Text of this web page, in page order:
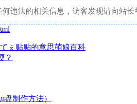
违法的相关信息，访客发现请向站长
ぇ贴贴的意思萌娘百科
？
盘制作方法）